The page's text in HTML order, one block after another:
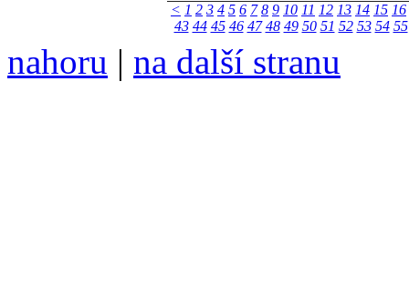
< 1 2 3 4 5 6 7 8 9 10 11 12 13 14 15 16
43 44 45 46 47 48 49 50 51 52 53 54 55
nahoru | na další stranu